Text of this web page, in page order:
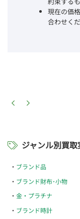
現在の価
合わせくだ
ジャンル別買
ブランド品
ブランド財布･小物
金・プラチナ
ブランド時計